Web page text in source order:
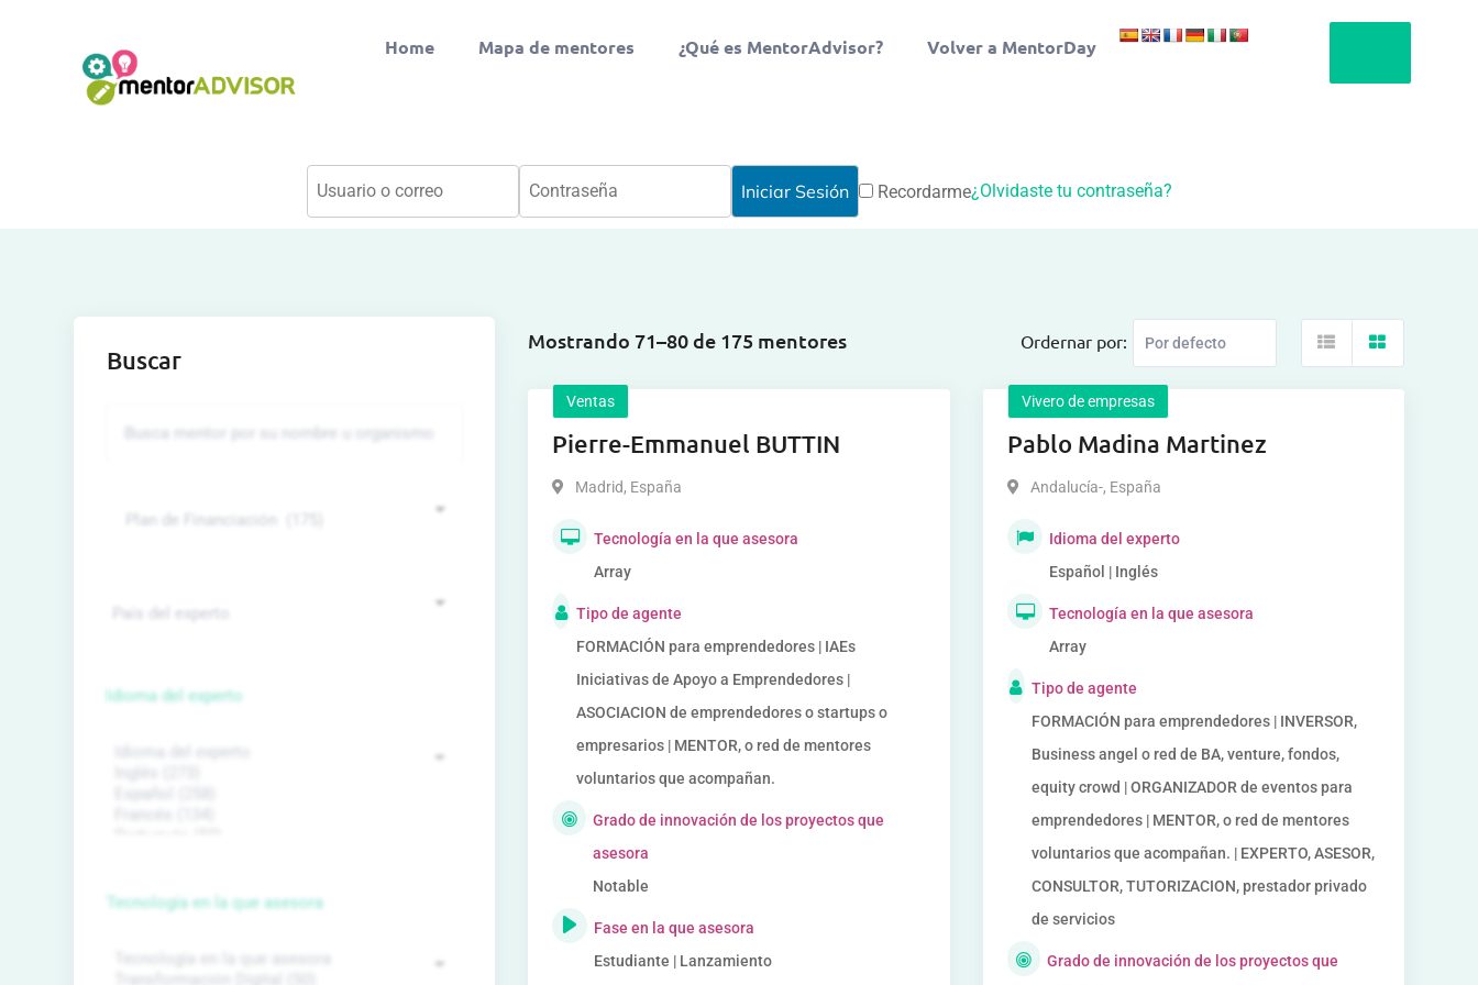
Home Mapa de mentores ¿Qué es MentorAdvisor? Volver a MentorDay
Recordarme¿Olvidaste tu contraseña?
Mostrando 71–80 de 175 mentores Ordernar por:
Ventas
Pierre-Emmanuel BUTTIN
Madrid, España
Tecnología en la que asesora
Array
Tipo de agente
FORMACIÓN para emprendedores | IAEs
Iniciativas de Apoyo a Emprendedores |
ASOCIACION de emprendedores o startups o
empresarios | MENTOR, o red de mentores
voluntarios que acompañan.
Grado de innovación de los proyectos que
asesora
Notable
Fase en la que asesora
Estudiante | Lanzamiento
Vivero de empresas
Pablo Madina Martinez
Andalucía-, España
Idioma del experto
Español | Inglés
Tecnología en la que asesora
Array
Tipo de agente
FORMACIÓN para emprendedores | INVERSOR,
Business angel o red de BA, venture, fondos,
equity crowd | ORGANIZADOR de eventos para
emprendedores | MENTOR, o red de mentores
voluntarios que acompañan. | EXPERTO, ASESOR,
CONSULTOR, TUTORIZACION, prestador privado
de servicios
Grado de innovación de los proyectos que
Buscar
Idioma del experto
Tecnología en la que asesora